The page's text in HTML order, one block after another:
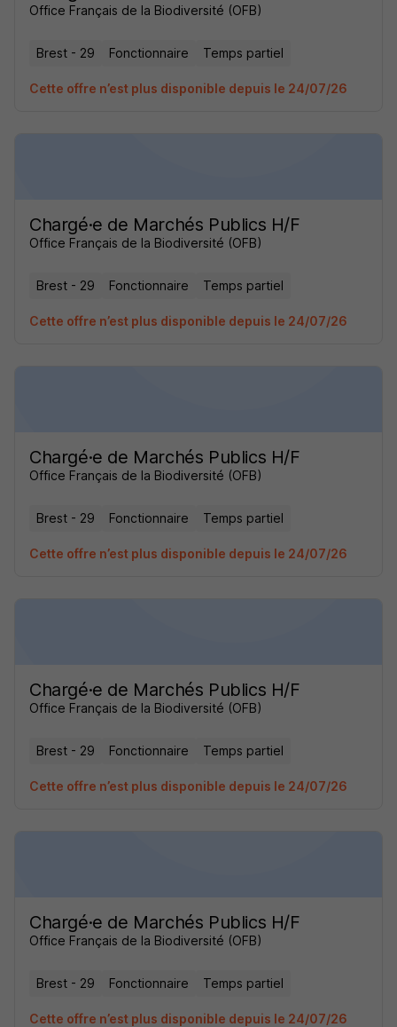
Office Français de la Biodiversité (OFB)
Brest - 29 Fonctionnaire Temps partiel
Cette offre n’est plus disponible depuis le 24/07/26
Chargé·e de Marchés Publics H/F
Office Français de la Biodiversité (OFB)
Brest - 29 Fonctionnaire Temps partiel
Cette offre n’est plus disponible depuis le 24/07/26
Chargé·e de Marchés Publics H/F
Office Français de la Biodiversité (OFB)
Brest - 29 Fonctionnaire Temps partiel
Cette offre n’est plus disponible depuis le 24/07/26
Chargé·e de Marchés Publics H/F
Office Français de la Biodiversité (OFB)
Brest - 29 Fonctionnaire Temps partiel
Cette offre n’est plus disponible depuis le 24/07/26
Chargé·e de Marchés Publics H/F
Office Français de la Biodiversité (OFB)
Brest - 29 Fonctionnaire Temps partiel
Cette offre n’est plus disponible depuis le 24/07/26